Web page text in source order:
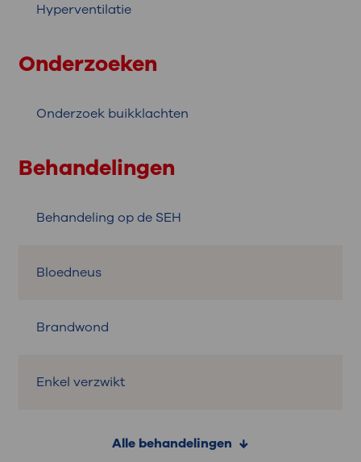
Hyperventilatie
Onderzoeken
Onderzoek buikklachten
Behandelingen
Behandeling op de SEH
Bloedneus
Brandwond
Enkel verzwikt
Alle behandelingen